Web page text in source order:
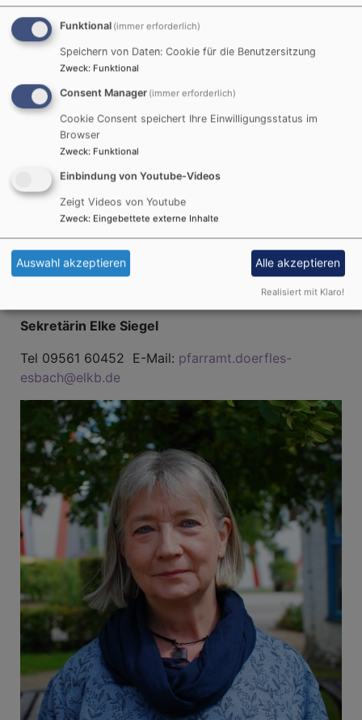
Sekretärin Elke Siegel
Tel 09561 60452 E-Mail: pfarramt.doerfles-
esbach@elkb.de
Funktional (immer erforderlich)
Speichern von Daten: Cookie für die Benutzersitzung
Zweck: Funktional
Consent Manager (immer erforderlich)
Cookie Consent speichert Ihre Einwilligungsstatus im
Browser
Zweck: Funktional
Einbindung von Youtube-Videos
Zeigt Videos von Youtube
Zweck: Eingebettete externe Inhalte
Auswahl akzeptieren Alle akzeptieren
Realisiert mit Klaro!